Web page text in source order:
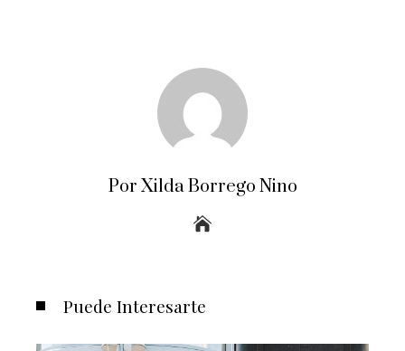
Por Xilda Borrego Nino
Puede Interesarte